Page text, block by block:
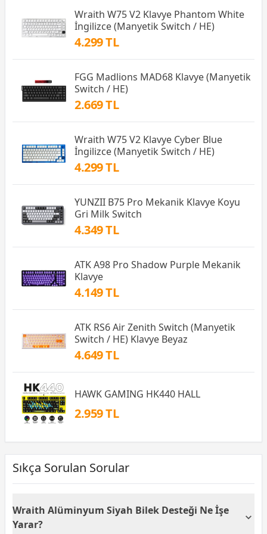
Wraith W75 V2 Klavye Phantom White
İngilizce (Manyetik Switch / HE)
4.299 TL
FGG Madlions MAD68 Klavye (Manyetik
Switch / HE)
2.669 TL
Wraith W75 V2 Klavye Cyber Blue
İngilizce (Manyetik Switch / HE)
4.299 TL
YUNZII B75 Pro Mekanik Klavye Koyu
Gri Milk Switch
4.349 TL
ATK A98 Pro Shadow Purple Mekanik
Klavye
4.149 TL
ATK RS6 Air Zenith Switch (Manyetik
Switch / HE) Klavye Beyaz
4.649 TL
HAWK GAMING HK440 HALL
2.959 TL
Sıkça Sorulan Sorular
Wraith Alüminyum Siyah Bilek Desteği Ne İşe
Yarar?